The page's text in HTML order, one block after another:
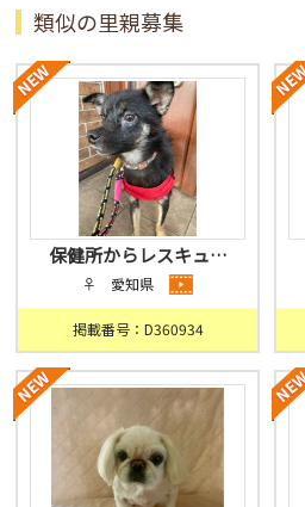
類似の里親募集
保健所からレスキュ…
♀ 愛知県
掲載番号：D360934